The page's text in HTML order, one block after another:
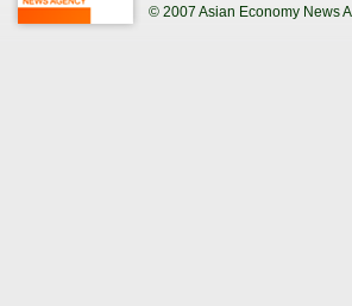
© 2007 Asian Economy News